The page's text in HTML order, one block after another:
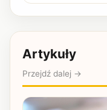
Artykuły
Przejdź dalej →